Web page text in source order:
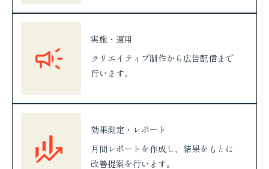
実施・運用
クリエイティブ制作から広告配信まで
行います。
効果測定・レポート
月間レポートを作成し、結果をもとに
改善提案を行います。